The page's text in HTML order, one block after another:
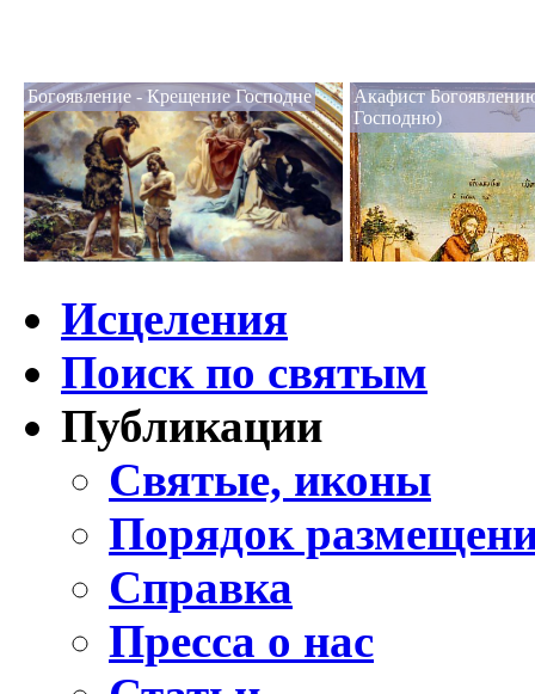
Богоявление - Крещение Господне
Акафист
Господню)
Исцеления
Поиск по святым
Публикации
Святые, иконы
Порядок
Справка
Пресса о нас